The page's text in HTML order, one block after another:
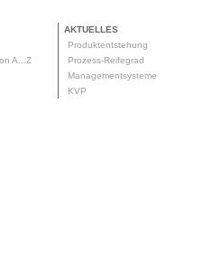
A...Z
AKTUELLES
Produktentstehung
Prozess-Reifegrad
Managementsysteme
KVP